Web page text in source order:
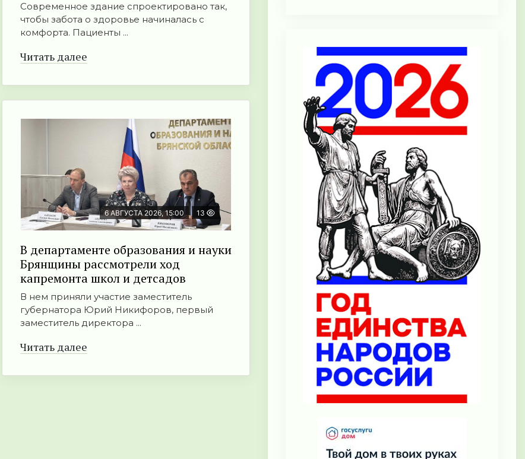
Современное здание спроектировано так,
чтобы забота о здоровье начиналась с
комфорта. Пациенты ...
Читать далее
6 АВГУСТА 2026, 15:00 13
В департаменте образования и науки
Брянщины рассмотрели ход
капремонта школ и детсадов
В нем приняли участие заместитель
губернатора Юрий Никифоров, первый
заместитель директора ...
Читать далее